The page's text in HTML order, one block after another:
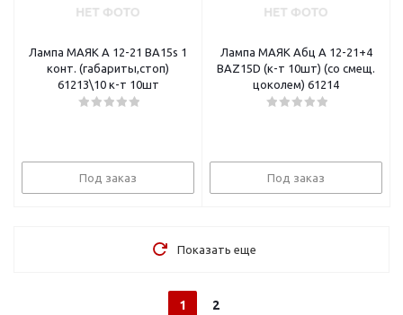
Лампа МАЯК А 12-21 BA15s 1
конт. (габариты,стоп)
61213\10 к-т 10шт
Под заказ
Лампа МАЯК Абц А 12-21+4
ВАZ15D (к-т 10шт) (со смещ.
цоколем) 61214
Под заказ
Показать еще
1 2